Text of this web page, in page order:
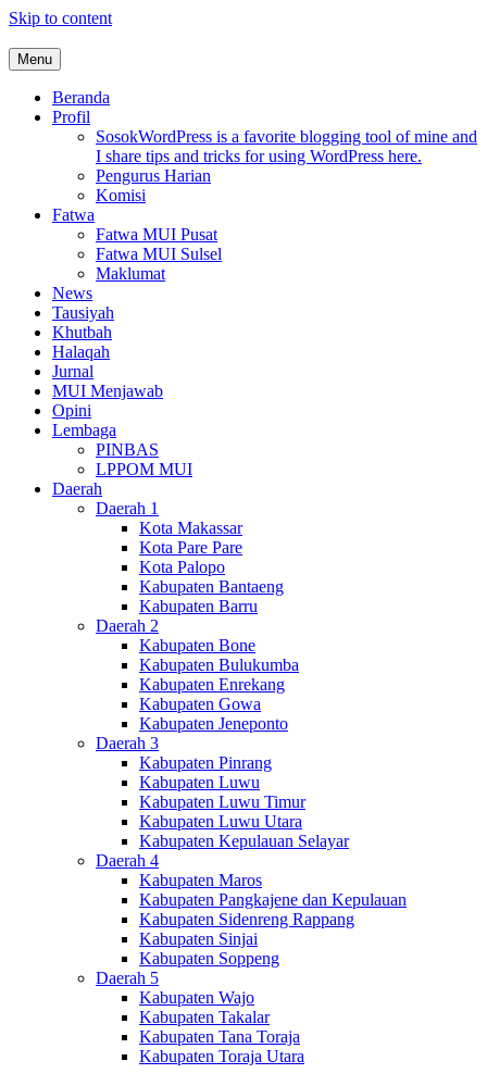
Skip to content
MUI Sulawesi Selatan
Khadimul Ummah wa Shadiqul Hukuuma
Menu
Beranda
Profil
SosokWordPress is a favorite blogging tool of mine and
I share tips and tricks for using WordPress here.
Pengurus Harian
Komisi
Fatwa
Fatwa MUI Pusat
Fatwa MUI Sulsel
Maklumat
News
Tausiyah
Khutbah
Halaqah
Jurnal
MUI Menjawab
Opini
Lembaga
PINBAS
LPPOM MUI
Daerah
Daerah 1
Kota Makassar
Kota Pare Pare
Kota Palopo
Kabupaten Bantaeng
Kabupaten Barru
Daerah 2
Kabupaten Bone
Kabupaten Bulukumba
Kabupaten Enrekang
Kabupaten Gowa
Kabupaten Jeneponto
Daerah 3
Kabupaten Pinrang
Kabupaten Luwu
Kabupaten Luwu Timur
Kabupaten Luwu Utara
Kabupaten Kepulauan Selayar
Daerah 4
Kabupaten Maros
Kabupaten Pangkajene dan Kepulauan
Kabupaten Sidenreng Rappang
Kabupaten Sinjai
Kabupaten Soppeng
Daerah 5
Kabupaten Wajo
Kabupaten Takalar
Kabupaten Tana Toraja
Kabupaten Toraja Utara